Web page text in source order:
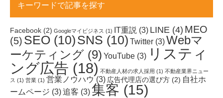
キーワードで記事を探す
Facebook (2) Googleマイビジネス (1) IT重説 (3) LINE (4) MEO
(5) SEO (10)SNS (10) Twitter (3)Webマ
ーケティング (9) YouTube (3) リスティ
ング広告 (18) 不動産人材の求人採用 (1) 不動産業界ニュー
ス (1) 営業 (1) 営業ノウハウ(3) 広告代理店の選び方 (2) 自社ホ
ームページ (3)追客 (3)集客 (15)